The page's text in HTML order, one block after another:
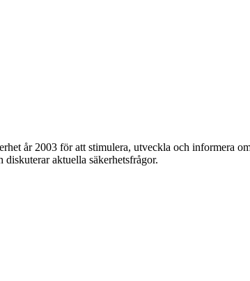
år 2003 för att stimulera, utveckla och informera
aktuella säkerhetsfrågor.